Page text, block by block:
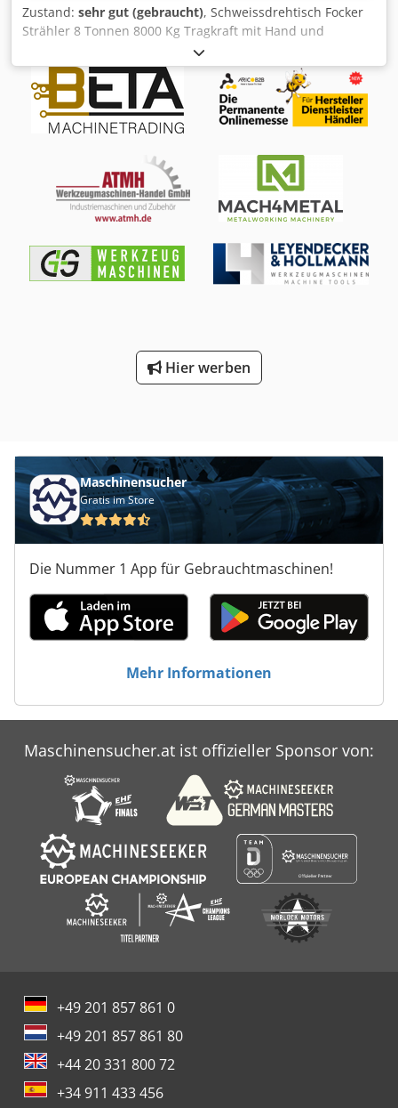
Zustand: sehr gut (gebraucht), Schweissdrehtisch Focker
Strähler 8 Tonnen 8000 Kg Tragkraft mit Hand und
Fußfernbedienung Geschwindigkeit und Neigung stufenlos
regelbar 0,02 U/min bis 1,1 U/min Durchmesser 1500mm
höhe bis mitte gekippt 1170mm höhe waagrecht 1400mm
Länge 2400mm Breite 1500mm Dedpfsf Ezdnox Appjck
Zustand optisch und technisch einwandfrei, läuft sehr
Hier werben
Maschinensucher
Gratis im Store
Die Nummer 1 App für Gebrauchtmaschinen!
Mehr Informationen
Maschinensucher.at ist offizieller Sponsor von:
+49 201 857 861 0
+49 201 857 861 80
+44 20 331 800 72
+34 911 433 456